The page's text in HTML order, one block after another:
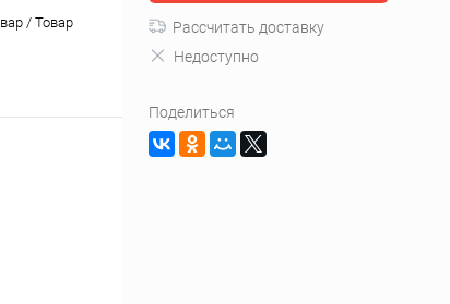
/ Товар
Рассчитать доставку
Недоступно
Поделиться